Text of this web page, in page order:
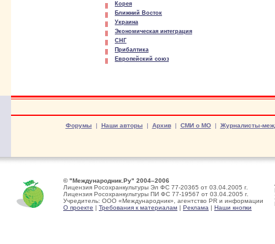
Корея
Ближний Восток
Украина
Экономическая интеграция
СНГ
Прибалтика
Европейский союз
Форумы | Наши авторы | Архив| СМИ о МО| Журналисты-
© "Международник.Ру" 2004–2006
Лицензия Росохранкультуры Эл ФС 77-20365 от 03.04.2005 г.
Лицензия Росохранкультуры ПИ ФС 77-19567 от 03.04.2005 г.
Учредитель: ООО «Международник», агентство PR и информации
О проекте | Требования к материалам | Реклама | Наши кнопки